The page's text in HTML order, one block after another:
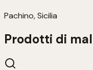
Pachino, Sicilia
Prodotti di